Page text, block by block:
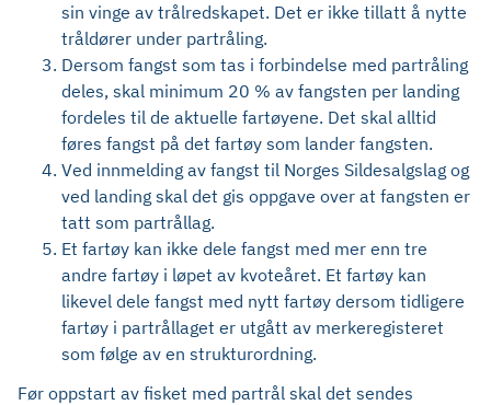
sin vinge av trålredskapet. Det er ikke tillatt å nytte
tråldører under partråling.
Dersom fangst som tas i forbindelse med partråling
deles, skal minimum 20 % av fangsten per landing
fordeles til de aktuelle fartøyene. Det skal alltid
føres fangst på det fartøy som lander fangsten.
Ved innmelding av fangst til Norges Sildesalgslag og
ved landing skal det gis oppgave over at fangsten er
tatt som partrållag.
Et fartøy kan ikke dele fangst med mer enn tre
andre fartøy i løpet av kvoteåret. Et fartøy kan
likevel dele fangst med nytt fartøy dersom tidligere
fartøy i partrållaget er utgått av merkeregisteret
som følge av en strukturordning.
Før oppstart av fisket med partrål skal det sendes